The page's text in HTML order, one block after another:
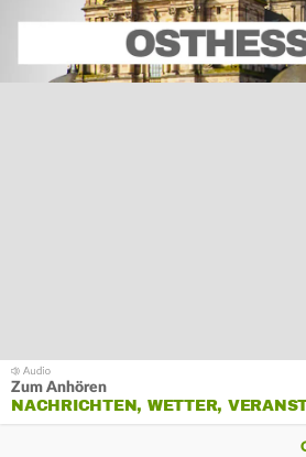
Zum Anhören
NACHRICHTEN, WETTER,